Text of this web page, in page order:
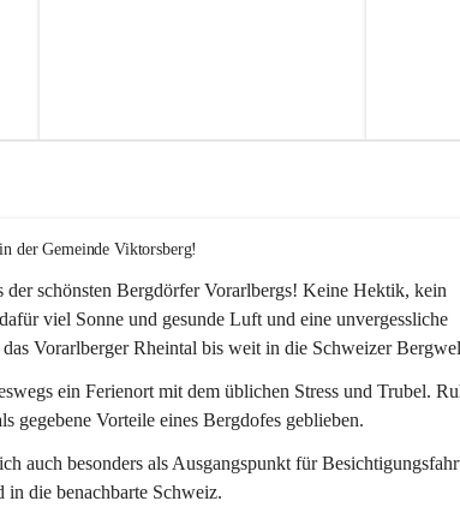
der Gemeinde Viktorsberg!
der schönsten Bergdörfer Vorarlbergs! Keine Hektik, kein
viel Sonne und gesunde Luft und eine unvergessliche
das Vorarlberger Rheintal bis weit in die Schweizer
ein Ferienort mit dem üblichen Stress und Trubel.
gegebene Vorteile eines Bergdofes geblieben.
auch besonders als Ausgangspunkt für
in die benachbarte Schweiz.